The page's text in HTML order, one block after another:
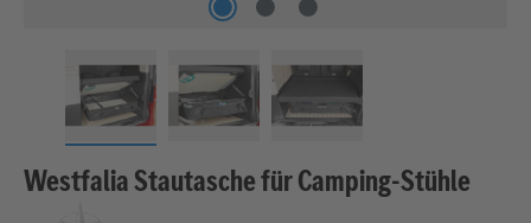
Westfalia Stautasche für Camping-Stühle